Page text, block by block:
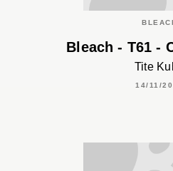
Bleach - T61 -
Tite
14/11/